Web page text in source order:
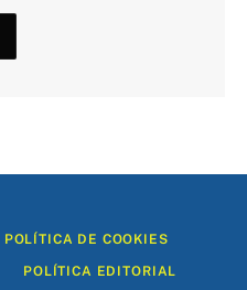
POLÍTICA DE COOKIES
POLÍTICA EDITORIAL